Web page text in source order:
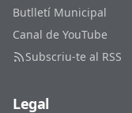
Butlletí Municipal
Canal de YouTube
Subscriu-te al RSS
Legal